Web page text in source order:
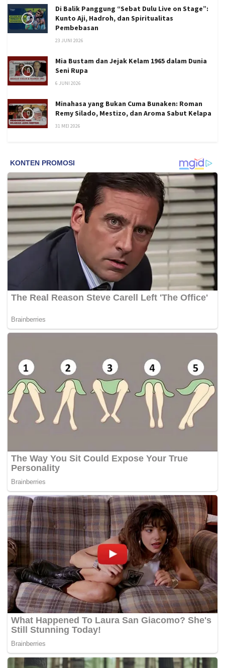
Di Balik Panggung “Sebat Dulu Live on Stage”:
Kunto Aji, Hadroh, dan Spiritualitas
Pembebasan
23 JUNI 2026
Mia Bustam dan Jejak Kelam 1965 dalam Dunia
Seni Rupa
6 JUNI 2026
Minahasa yang Bukan Cuma Bunaken: Roman
Remy Silado, Mestizo, dan Aroma Sabut Kelapa
31 MEI 2026